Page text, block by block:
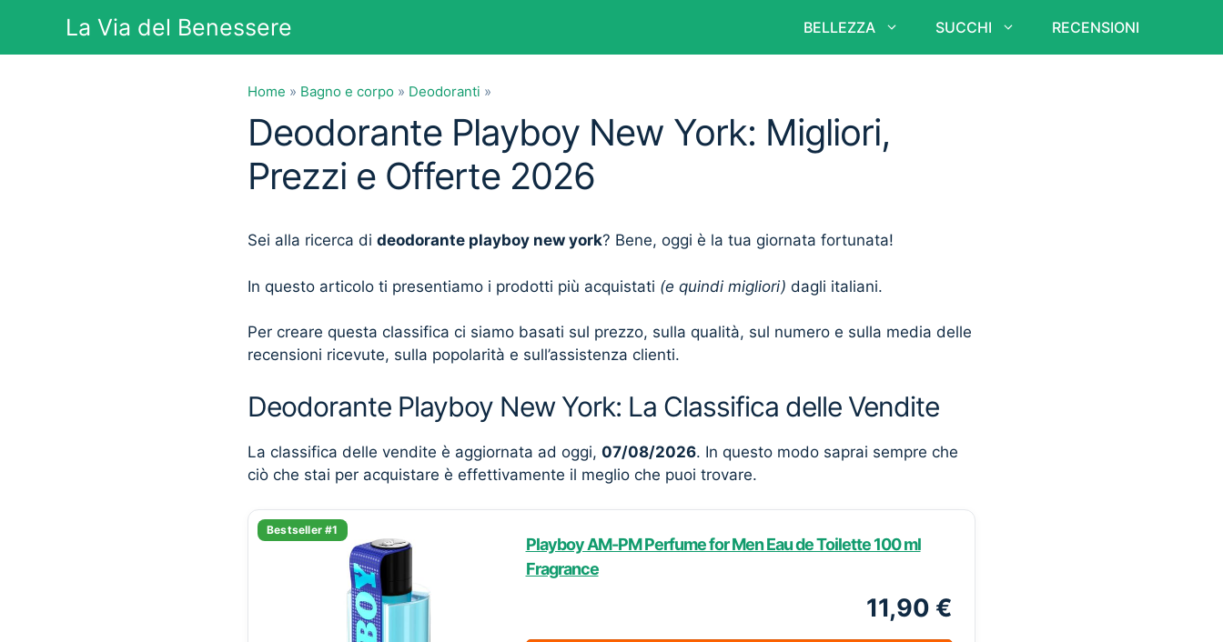
contenuto
La Via del Benessere BELLEZZA SUCCHI RECENSIONI
Home » Bagno e corpo » Deodoranti »
Deodorante Playboy New York: Migliori,
Prezzi e Offerte 2026
Sei alla ricerca di deodorante playboy new york? Bene, oggi è la tua giornata fortunata!
In questo articolo ti presentiamo i prodotti più acquistati (e quindi migliori) dagli italiani.
Per creare questa classifica ci siamo basati sul prezzo, sulla qualità, sul numero e sulla media delle
recensioni ricevute, sulla popolarità e sull’assistenza clienti.
Deodorante Playboy New York: La Classifica delle Vendite
La classifica delle vendite è aggiornata ad oggi, 07/08/2026. In questo modo saprai sempre che
ciò che stai per acquistare è effettivamente il meglio che puoi trovare.
Bestseller #1
Playboy AM-PM Perfume for Men Eau de Toilette 100 ml
Fragrance
11,90 €